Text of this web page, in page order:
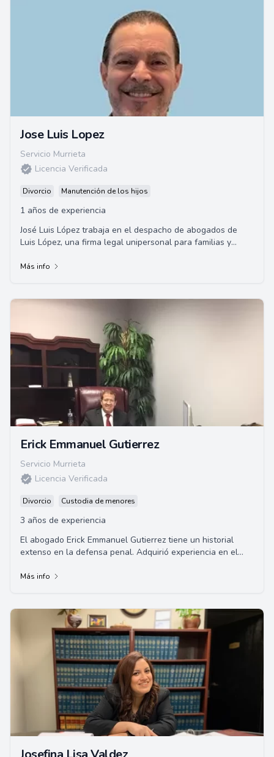
Jose Luis Lopez
Servicio Murrieta
Licencia Verificada
Divorcio Manutención de los hijos
1 años de experiencia
José Luis López trabaja en el despacho de abogados de
Luis López, una firma legal unipersonal para familias y
Más info
Erick Emmanuel Gutierrez
Servicio Murrieta
Licencia Verificada
Divorcio Custodia de menores
3 años de experiencia
El abogado Erick Emmanuel Gutierrez tiene un historial
extenso en la defensa penal. Adquirió experiencia en el
Más info